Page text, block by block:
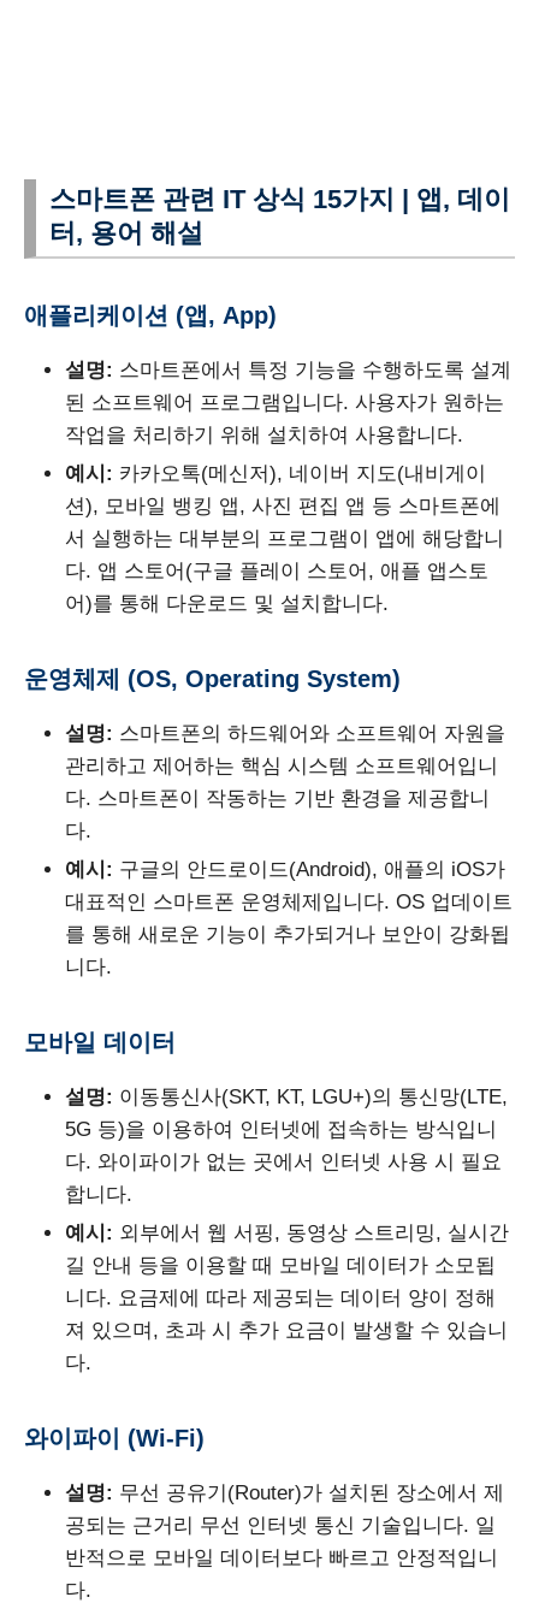
스마트폰 관련 IT 상식 15가지 | 앱, 데이
터, 용어 해설
애플리케이션 (앱, App)
설명: 스마트폰에서 특정 기능을 수행하도록 설계
된 소프트웨어 프로그램입니다. 사용자가 원하는
작업을 처리하기 위해 설치하여 사용합니다.
예시: 카카오톡(메신저), 네이버 지도(내비게이
션), 모바일 뱅킹 앱, 사진 편집 앱 등 스마트폰에
서 실행하는 대부분의 프로그램이 앱에 해당합니
다. 앱 스토어(구글 플레이 스토어, 애플 앱스토
어)를 통해 다운로드 및 설치합니다.
운영체제 (OS, Operating System)
설명: 스마트폰의 하드웨어와 소프트웨어 자원을
관리하고 제어하는 핵심 시스템 소프트웨어입니
다. 스마트폰이 작동하는 기반 환경을 제공합니
다.
예시: 구글의 안드로이드(Android), 애플의 iOS가
대표적인 스마트폰 운영체제입니다. OS 업데이트
를 통해 새로운 기능이 추가되거나 보안이 강화됩
니다.
모바일 데이터
설명: 이동통신사(SKT, KT, LGU+)의 통신망(LTE,
5G 등)을 이용하여 인터넷에 접속하는 방식입니
다. 와이파이가 없는 곳에서 인터넷 사용 시 필요
합니다.
예시: 외부에서 웹 서핑, 동영상 스트리밍, 실시간
길 안내 등을 이용할 때 모바일 데이터가 소모됩
니다. 요금제에 따라 제공되는 데이터 양이 정해
져 있으며, 초과 시 추가 요금이 발생할 수 있습니
다.
와이파이 (Wi-Fi)
설명: 무선 공유기(Router)가 설치된 장소에서 제
공되는 근거리 무선 인터넷 통신 기술입니다. 일
반적으로 모바일 데이터보다 빠르고 안정적입니
다.